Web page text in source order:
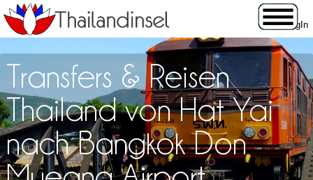
Transfers & Reisen
Thailand von Hat Yai
nach Bangkok Don